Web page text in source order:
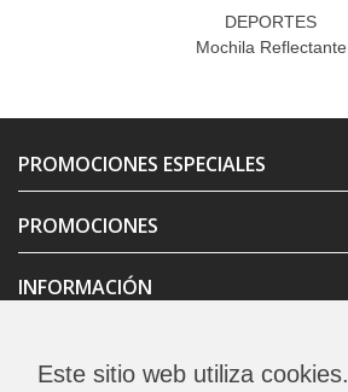
DEPORTES
Mochila Reflectante
PROMOCIONES ESPECIALES
PROMOCIONES
INFORMACIÓN
Este sitio web utiliza cookies.